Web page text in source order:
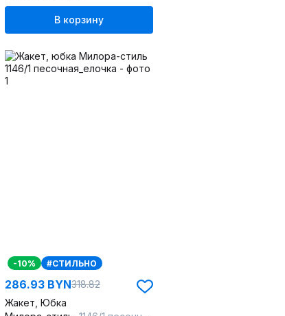
В корзину
-10% #СТИЛЬНО
286.93 BYN318.82
Жакет, Юбка